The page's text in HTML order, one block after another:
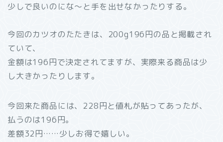
少しで良いのにな～と手を出せなかったりする。
今回のカツオのたたきは、200g196円の品と掲載され
ていて、
金額は196円で決定されてますが、実際来る商品は少
し大きかったりします。
今回来た商品には、228円と値札が貼ってあったが、
払うのは196円。
差額32円……少しお得で嬉しい。